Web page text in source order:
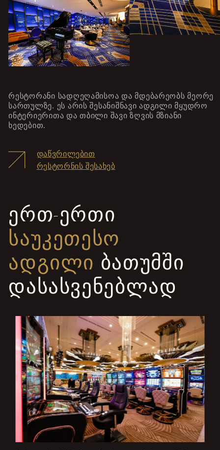
რესტორანი სადღეღამისოა და მდებარეობს მეორე
სართულზე. ეს არის შესანიშნავი ადგილი მყუდრო
ინტერიერითა და თბილი შავი ზღვის მზიანი
ხედებით.
ᲓᲐᲬᲕᲠᲘᲚᲔᲑᲘᲗ
ᲠᲔᲡᲢᲝᲠᲜᲘᲡ ᲨᲔᲡᲐᲮᲔᲑ
ᲔᲠᲗ-ᲔᲠᲗᲘ
ᲡᲐᲣᲙᲔᲗᲔᲡᲝ
ᲐᲓᲒᲘᲚᲘ ᲑᲐᲗᲣᲛᲨᲘ
ᲓᲐᲡᲐᲡᲕᲔᲜᲔᲑᲚᲐᲓ